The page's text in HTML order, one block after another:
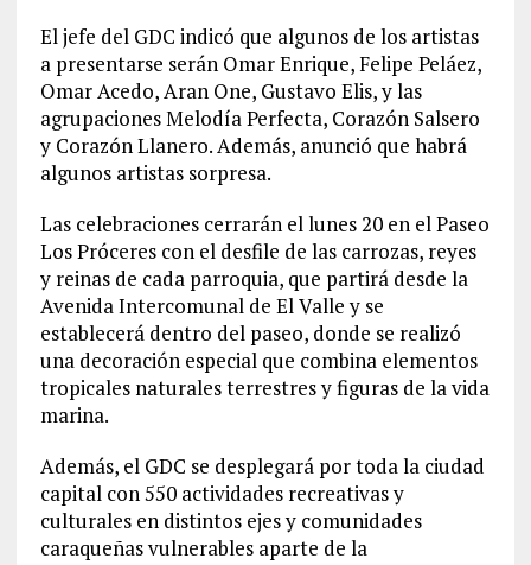
El jefe del GDC indicó que algunos de los artistas
a presentarse serán Omar Enrique, Felipe Peláez,
Omar Acedo, Aran One, Gustavo Elis, y las
agrupaciones Melodía Perfecta, Corazón Salsero
y Corazón Llanero. Además, anunció que habrá
algunos artistas sorpresa.
Las celebraciones cerrarán el lunes 20 en el Paseo
Los Próceres con el desfile de las carrozas, reyes
y reinas de cada parroquia, que partirá desde la
Avenida Intercomunal de El Valle y se
establecerá dentro del paseo, donde se realizó
una decoración especial que combina elementos
tropicales naturales terrestres y figuras de la vida
marina.
Además, el GDC se desplegará por toda la ciudad
capital con 550 actividades recreativas y
culturales en distintos ejes y comunidades
caraqueñas vulnerables aparte de la